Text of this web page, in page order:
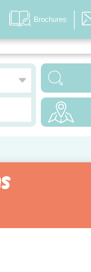
Brochures